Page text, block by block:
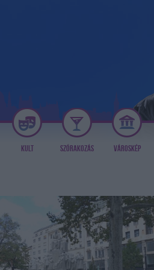
KULT SZÓRAKOZÁS VÁROSKÉP